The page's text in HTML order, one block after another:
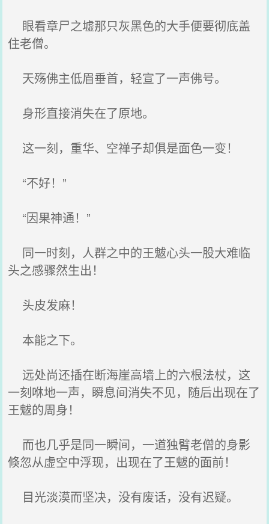
眼看章尸之墟那只灰黑色的大手便要彻底盖
住老僧。
天殇佛主低眉垂首，轻宣了一声佛号。
身形直接消失在了原地。
这一刻，重华、空禅子却俱是面色一变！
“不好！”
“因果神通！”
同一时刻，人群之中的王魃心头一股大难临
头之感骤然生出！
头皮发麻！
本能之下。
远处尚还插在断海崖高墙上的六根法杖，这
一刻咻地一声，瞬息间消失不见，随后出现在了
王魃的周身！
而也几乎是同一瞬间，一道独臂老僧的身影
倏忽从虚空中浮现，出现在了王魃的面前！
目光淡漠而坚决，没有废话，没有迟疑。